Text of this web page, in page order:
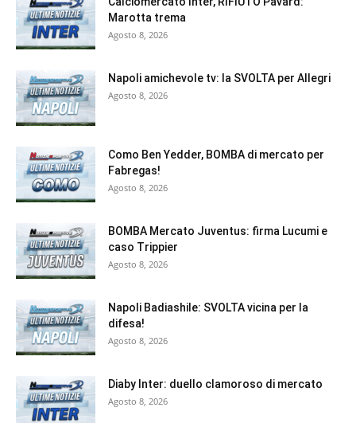
Marotta trema
Agosto 8, 2026
Napoli amichevole tv: la SVOLTA per Allegri
Agosto 8, 2026
Como Ben Yedder, BOMBA di mercato per
Fabregas!
Agosto 8, 2026
BOMBA Mercato Juventus: firma Lucumi e
caso Trippier
Agosto 8, 2026
Napoli Badiashile: SVOLTA vicina per la
difesa!
Agosto 8, 2026
Diaby Inter: duello clamoroso di mercato
Agosto 8, 2026